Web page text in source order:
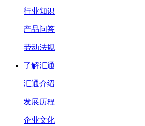
行业知识
产品问答
劳动法规
了解汇通
汇通介绍
发展历程
企业文化